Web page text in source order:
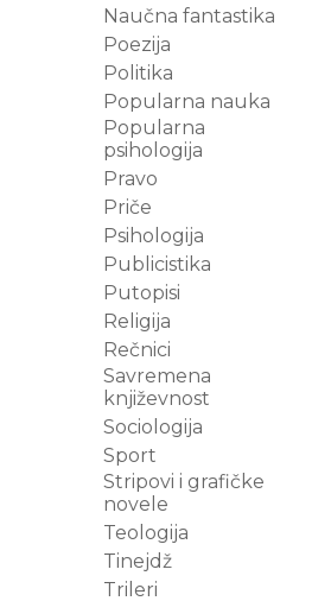
Naučna fantastika
Poezija
Politika
Popularna nauka
Popularna
psihologija
Pravo
Priče
Psihologija
Publicistika
Putopisi
Religija
Rečnici
Savremena
književnost
Sociologija
Sport
Stripovi i grafičke
novele
Teologija
Tinejdž
Trileri